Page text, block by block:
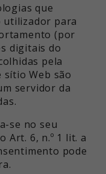
que
utilizador para
(por
digitais do
pela
sítio Web são
servidor da
se no seu
Art. 6, n.º 1 lit. a
pode